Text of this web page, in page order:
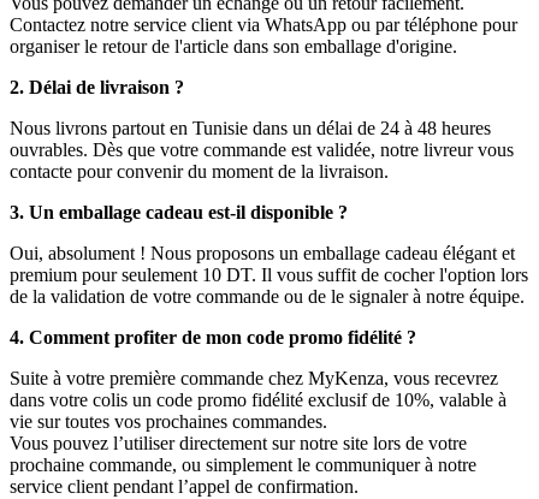
Contactez notre service client via WhatsApp ou par téléphone pour
organiser le retour de l'article dans son emballage d'origine.
2. Délai de livraison ?
Nous livrons partout en Tunisie dans un délai de 24 à 48 heures
ouvrables. Dès que votre commande est validée, notre livreur vous
contacte pour convenir du moment de la livraison.
3. Un emballage cadeau est-il disponible ?
Oui, absolument ! Nous proposons un emballage cadeau élégant et
premium pour seulement 10 DT. Il vous suffit de cocher l'option lors
de la validation de votre commande ou de le signaler à notre équipe.
4. Comment profiter de mon code promo fidélité ?
Suite à votre première commande chez MyKenza, vous recevrez
dans votre colis un code promo fidélité exclusif de 10%, valable à
vie sur toutes vos prochaines commandes.
Vous pouvez l’utiliser directement sur notre site lors de votre
prochaine commande, ou simplement le communiquer à notre
service client pendant l’appel de confirmation.